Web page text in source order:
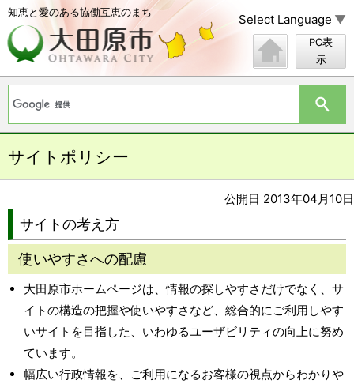
知恵と愛のある協働互恵のまち Select Language ▼
PC表
示
サイトポリシー
公開日 2013年04月10日
サイトの考え方
使いやすさへの配慮
大田原市ホームページは、情報の探しやすさだけでなく、サ
イトの構造の把握や使いやすさなど、総合的にご利用しやす
いサイトを目指した、いわゆるユーザビリティの向上に努め
ています。
幅広い行政情報を、ご利用になるお客様の視点からわかりや